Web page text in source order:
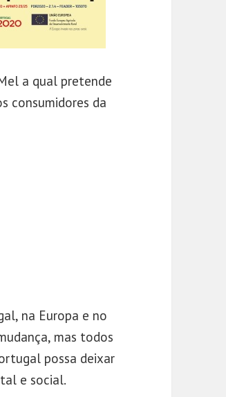
a qual pretende
consumidores da
na Europa e no
mas todos
possa deixar
e social.